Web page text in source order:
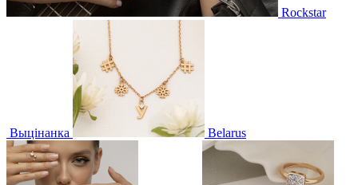
Rockstar
Выцінанка Belarus